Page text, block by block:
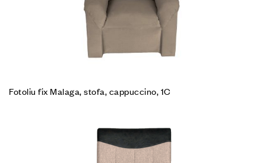
Fotoliu fix Malaga, stofa, cappuccino, 1C